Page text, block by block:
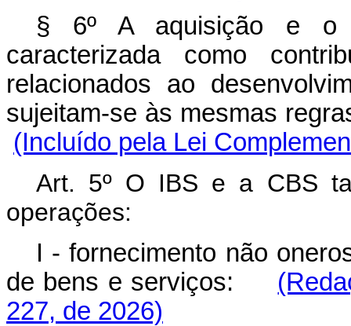
§ 6º A aquisição e o
caracterizada como
relacionados ao
sujeitam-se às mesmas
(Incluído pela Lei
Art. 5º O IBS e a CBS
operações:
I - fornecimento não
de bens e serviços:
227, de 2026)